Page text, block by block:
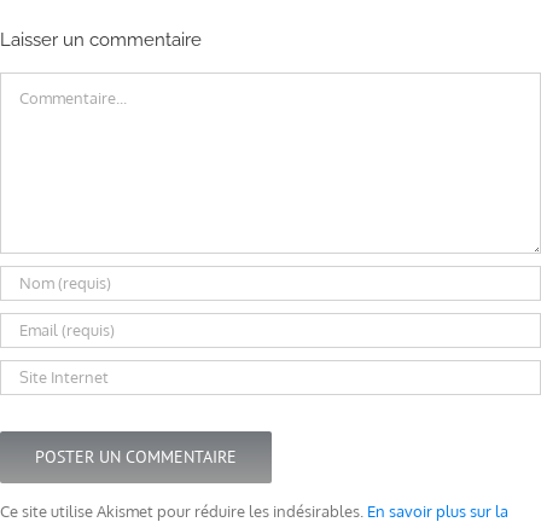
Laisser un commentaire
Ce site utilise Akismet pour réduire les indésirables. En savoir plus sur la